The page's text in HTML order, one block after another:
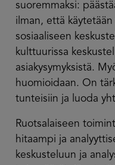
suoremmaksi:
ilman, että
sosiaaliseen
kulttuurissa
asiakysymyksistä.
huomioidaan. On
tunteisiin ja luoda
Ruotsalaiseen
hitaampi ja
keskusteluun ja